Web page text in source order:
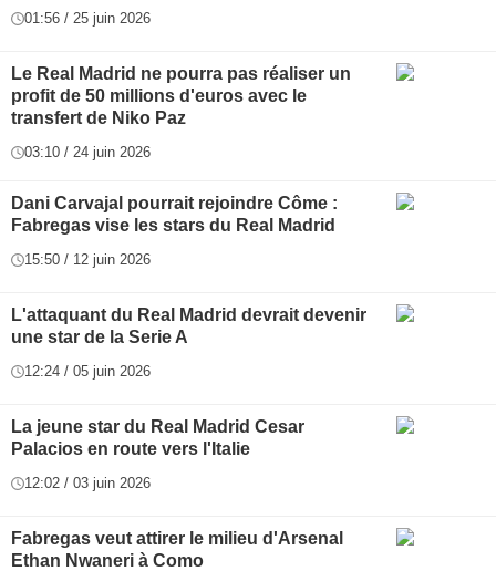
01:56 / 25 juin 2026
Le Real Madrid ne pourra pas réaliser un
profit de 50 millions d'euros avec le
transfert de Niko Paz
03:10 / 24 juin 2026
Dani Carvajal pourrait rejoindre Côme :
Fabregas vise les stars du Real Madrid
15:50 / 12 juin 2026
L'attaquant du Real Madrid devrait devenir
une star de la Serie A
12:24 / 05 juin 2026
La jeune star du Real Madrid Cesar
Palacios en route vers l'Italie
12:02 / 03 juin 2026
Fabregas veut attirer le milieu d'Arsenal
Ethan Nwaneri à Como